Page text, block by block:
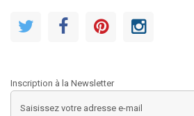
Inscription à la Newsletter